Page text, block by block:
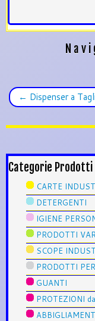
← Dispenser a
Categorie Prodotti
CARTE
DETERGENTI
IGIENE
PRODOTTI
SCOPE
PRODOTTI
GUANTI
PROTEZIONI